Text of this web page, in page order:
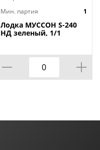
Мин. партия
1
Лодка МУССОН S-240
НД зеленый, 1/1